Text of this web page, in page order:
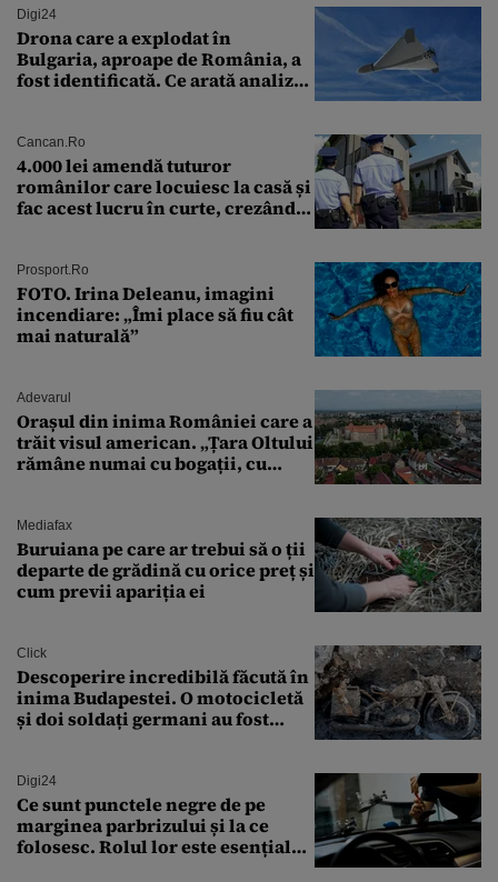
Digi24
Drona care a explodat în
Bulgaria, aproape de România, a
fost identificată. Ce arată analiza
Cancan.ro
4.000 lei amendă tuturor
românilor care locuiesc la casă și
fac acest lucru în curte, crezând
Prosport.ro
FOTO. Irina Deleanu, imagini
incendiare: „Îmi place să fiu cât
mai naturală”
Adevarul
Orașul din inima României care a
trăit visul american. „Țara Oltului
rămâne numai cu bogații, cu
Mediafax
Buruiana pe care ar trebui să o ții
departe de grădină cu orice preț și
cum previi apariția ei
Click
Descoperire incredibilă făcută în
inima Budapestei. O motocicletă
și doi soldați germani au fost
Digi24
Ce sunt punctele negre de pe
marginea parbrizului și la ce
folosesc. Rolul lor este esențial